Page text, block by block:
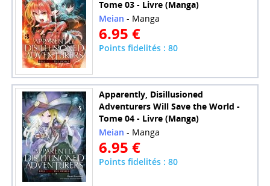
Tome 03 - Livre (Manga)
Meian - Manga
6.95 €
Points fidelités : 80
Apparently, Disillusioned
Adventurers Will Save the World -
Tome 04 - Livre (Manga)
Meian - Manga
6.95 €
Points fidelités : 80